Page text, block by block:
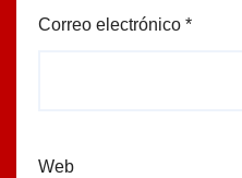
Correo electrónico *
Web